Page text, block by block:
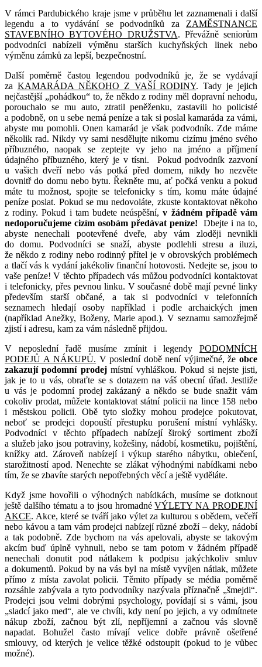
V rámci Pardubického kraje jsme v průběhu let zaznamenali i další
legendu a to vydávání se podvodníků za ZAMĚSTNANCE
STAVEBNÍHO BYTOVÉHO DRUŽSTVA. Převážně seniorům
podvodníci nabízeli výměnu starších kuchyňských linek nebo
výměnu zámků za lepší, bezpečnostní.
Další poměrně častou legendou podvodníků je, že se vydávají
za KAMARÁDA NĚKOHO Z VAŠÍ RODINY. Tady je jejich
nejčastější „pohádkou“ to, že někdo z rodiny měl dopravní nehodu,
porouchalo se mu auto, ztratil peněženku, zastavili ho policisté
a podobně, on u sebe nemá peníze a tak si poslal kamaráda za vámi,
abyste mu pomohli. Onen kamarád je však podvodník. Zde máme
několik rad. Nikdy vy sami nesdělujte nikomu cizímu jméno svého
příbuzného, naopak se zeptejte vy jeho na jméno a příjmení
údajného příbuzného, který je v tísni. Pokud podvodník zazvoní
u vašich dveří nebo vás potká před domem, nikdy ho nezvěte
dovnitř do domu nebo bytu. Řekněte mu, ať počká venku a pokud
máte tu možnost, spojte se telefonicky s tím, komu máte údajné
peníze poslat. Pokud se mu nedovoláte, zkuste kontaktovat někoho
z rodiny. Pokud i tam budete neúspěšní,v žádném případě vám
nedoporučujeme cizím osobám předávat peníze! Dbejte i na to,
abyste nenechali pootevřené dveře, aby vám zloději nevnikli
do domu. Podvodníci se snaží, abyste podlehli stresu a iluzi,
že někdo z rodiny nebo rodinný přítel je v obrovských problémech
a tlačí vás k vydání jakékoliv finanční hotovosti. Nedejte se, jsou to
vaše peníze! V těchto případech vás můžou podvodníci kontaktovat
i telefonicky, přes pevnou linku. V současné době mají pevné linky
především starší občané, a tak si podvodníci v telefonních
seznamech hledají osoby například i podle archaických jmen
(například Anežky, Boženy, Marie apod.). V seznamu samozřejmě
zjistí i adresu, kam za vám následně přijdou.
V neposlední řadě musíme zmínit i legendy PODOMNÍCH
PODEJŮ A NÁKUPŮ. V poslední době není výjimečné, žeobce
zakazují podomní prodejmístní vyhláškou. Pokud si nejste jisti,
jak je to u vás, obraťte se s dotazem na váš obecní úřad. Jestliže
u vás je podomní prodej zakázaný a někdo se bude snažit vám
cokoliv prodat, můžete kontaktovat státní policii na lince 158 nebo
i městskou policii. Obě tyto složky mohou prodejce pokutovat,
neboť se prodejci dopouští přestupku porušení místní vyhlášky.
Podvodníci v těchto případech nabízejí široký sortiment zboží
a služeb jako jsou potraviny, kožešiny, nádobí, kosmetiku, pojištění,
knížky atd. Zároveň nabízejí i výkup starého nábytku, oblečení,
starožitností apod. Nenechte se zlákat výhodnými nabídkami nebo
tím, že se zbavíte starých nepotřebných věcí a ještě vyděláte.
Když jsme hovořili o výhodných nabídkách, musíme se dotknout
ještě dalšího tématu a to jsou hromadnéVÝLETY NA PRODEJNÍ
AKCE. Akce, které se tváří jako výlet za kulturou s obědem, večeří
nebo kávou a tam vám prodejci nabízejí různé zboží – deky, nádobí
a tak podobně. Zde bychom na vás apelovali, abyste se takovým
akcím buď úplně vyhnuli, nebo se tam potom v žádném případě
nenechali donutit pod nátlakem k podpisu jakýchkoliv smluv
a dokumentů. Pokud by na vás byl na místě vyvíjen nátlak, můžete
přímo z místa zavolat policii. Těmito případy se média poměrně
rozsáhle zabývala a tyto podvodníky nazývala příznačně „šmejdi“.
Prodejci jsou velmi dobrými psychology, povídají si s vámi, jsou
„sladcí jako med“, ale ve chvíli, kdy není po jejich, a vy odmítnete
nákup zboží, začnou být zlí, nepříjemní a začnou vás slovně
napadat. Bohužel často mívají velice dobře právně ošetřené
smlouvy, od kterých je velice těžké odstoupit (pokud to je vůbec
možné).